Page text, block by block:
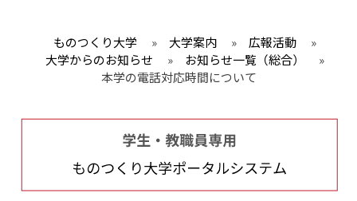
ものつくり大学 » 大学案内 » 広報活動
»
大学からのお知らせ
» お知らせ一覧（総合）
»
本学の電話対応時間について